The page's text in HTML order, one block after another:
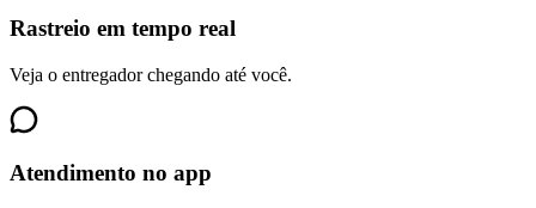
Rastreio em tempo real
Veja o entregador chegando até você.
Atendimento no app